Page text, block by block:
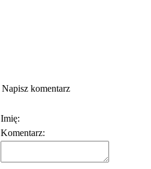
Napisz komentarz
Imię:
Komentarz: